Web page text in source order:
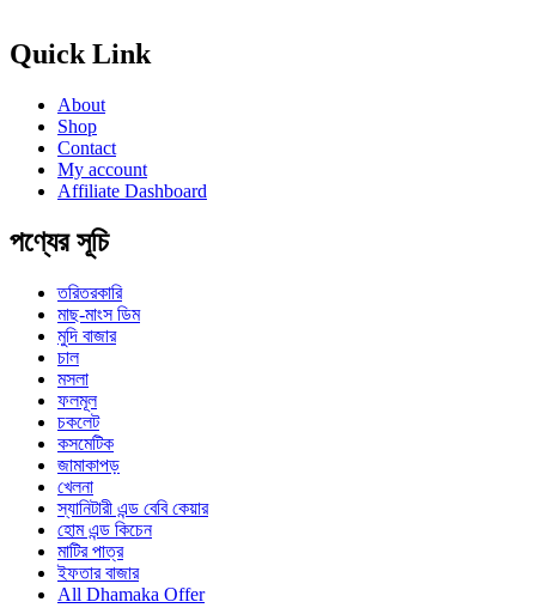
Quick Link
About
Shop
Contact
My account
Affiliate Dashboard
পণ্যের সূচি
তরিতরকারি
মাছ-মাংস ডিম
মুদি বাজার
চাল
মসলা
ফলমূল
চকলেট
কসমেটিক
জামাকাপড়
খেলনা
স্যানিটারী এন্ড বেবি কেয়ার
হোম এন্ড কিচেন
মাটির পাত্র
ইফতার বাজার
All Dhamaka Offer